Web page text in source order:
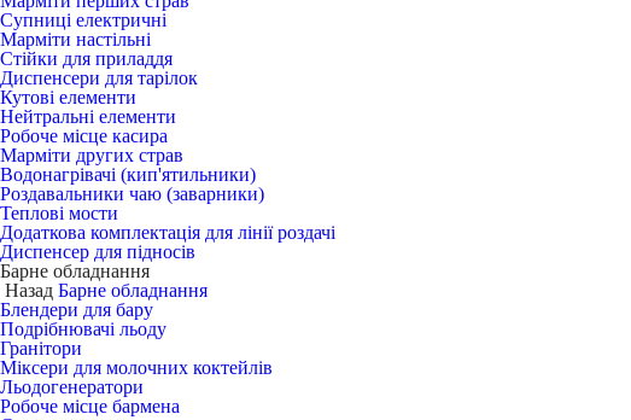
Супниці електричні
Марміти настільні
Стійки для приладдя
Диспенсери для тарілок
Кутові елементи
Нейтральні елементи
Робоче місце касира
Марміти других страв
Водонагрівачі (кип'ятильники)
Роздавальники чаю (заварники)
Теплові мости
Додаткова комплектація для лінії роздачі
Диспенсер для підносів
Барне обладнання
Назад Барне обладнання
Блендери для бару
Подрібнювачі льоду
Гранітори
Міксери для молочних коктейлів
Льодогенератори
Робоче місце бармена